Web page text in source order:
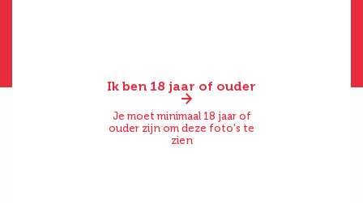
Ik ben 18 jaar of ouder
Je moet minimaal 18 jaar of
ouder zijn om deze foto's te
zien